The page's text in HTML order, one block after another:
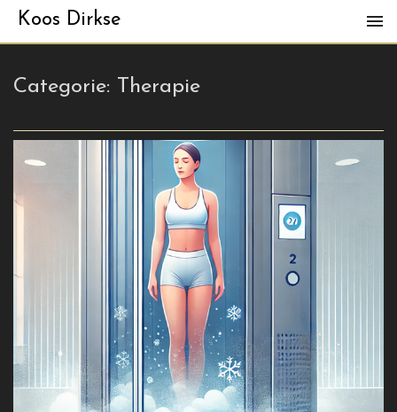
Koos Dirkse
Categorie: Therapie